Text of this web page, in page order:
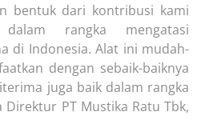
bentuk dari kontribusi kami
rangka mengatasi
di Indonesia. Alat ini mudah-
dengan sebaik-baiknya
juga baik dalam rangka
Direktur PT Mustika Ratu Tbk,